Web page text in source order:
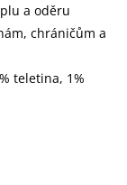
a oděru
chráničům a
teletina, 1%